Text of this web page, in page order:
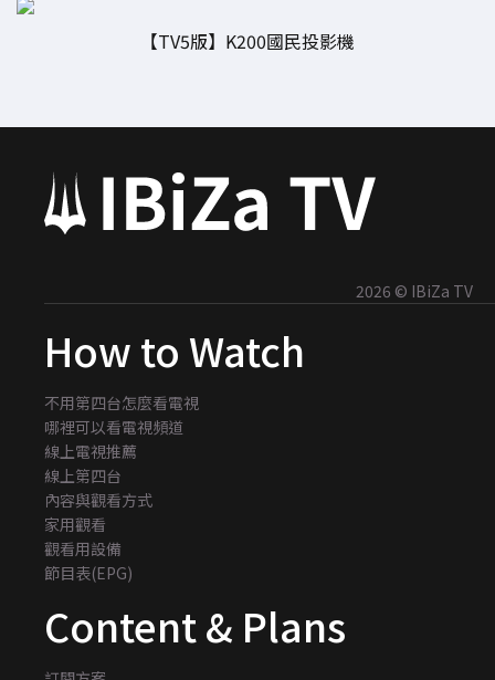
【TV5版】K200國民投影機
2026 © IBiZa TV
How to Watch
不用第四台怎麼看電視
哪裡可以看電視頻道
線上電視推薦
線上第四台
內容與觀看方式
家用觀看
觀看用設備
節目表(EPG)
Content & Plans